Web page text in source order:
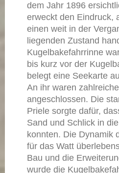
dem Jahr 1896
erweckt den Eindruck,
einen weit in der
liegenden Zustand
Kugelbakefahrrinne
bis kurz vor der
belegt eine Seekarte
An ihr waren
angeschlossen. Die
Priele sorgte dafür,
Sand und Schlick in
konnten. Die Dynamik
für das Watt
Bau und die
wurde die